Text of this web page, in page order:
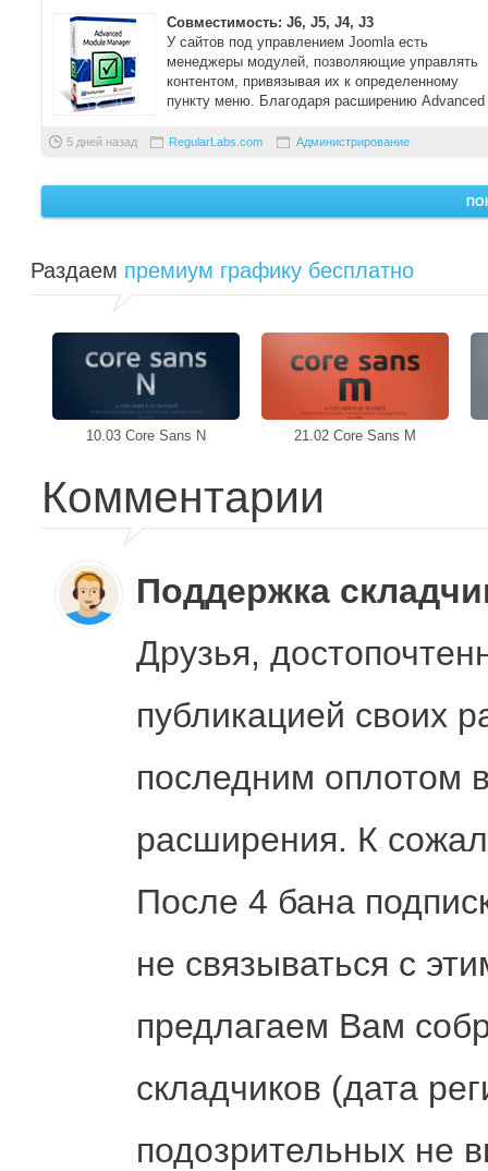
Совместимость: J6, J5, J4, J3
У сайтов под управлением Joomla есть
менеджеры модулей, позволяющие управлять
контентом, привязывая их к определенному
пункту меню. Благодаря расширению Advanced
5 дней назад RegularLabs.com Администрирование
Раздаем премиум графику бесплатно
10.03 Core Sans N 21.02 Core Sans M
Комментарии
Поддержка
Друзья,
публикацией своих
последним оплотом
расширения. К
После 4 бана
не связываться с
предлагаем Вам
складчиков (дата
подозрительных не